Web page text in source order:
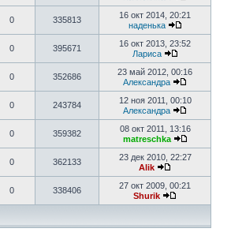
0 335813
16 окт 2014, 20:21
наденька
0 395671
16 окт 2013, 23:52
Лариса
0 352686
23 май 2012, 00:16
Александра
0 243784
12 ноя 2011, 00:10
Александра
0 359382
08 окт 2011, 13:16
matreschka
0 362133
23 дек 2010, 22:27
Alik
0 338406
27 окт 2009, 00:21
Shurik